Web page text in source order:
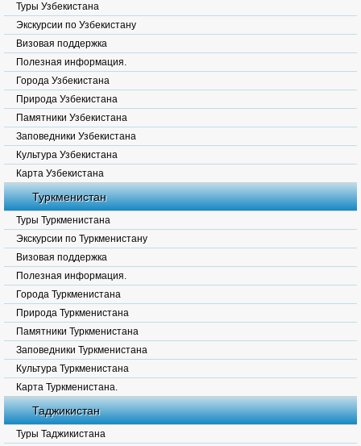
Туры Узбекистана
Экскурсии по Узбекистану
Визовая поддержка
Полезная информация.
Города Узбекистана
Природа Узбекистана
Памятники Узбекистана
Заповедники Узбекистана
Культура Узбекистана
Карта Узбекистана
Туркменистан
Туры Туркменистана
Экскурсии по Туркменистану
Визовая поддержка
Полезная информация.
Города Туркменистана
Природа Туркменистана
Памятники Туркменистана
Заповедники Туркменистана
Культура Туркменистана
Карта Туркменистана.
Таджикистан
Туры Таджикистана